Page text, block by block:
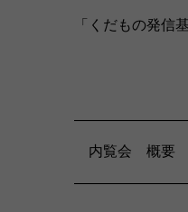
「くだもの発信
内覧会 概要